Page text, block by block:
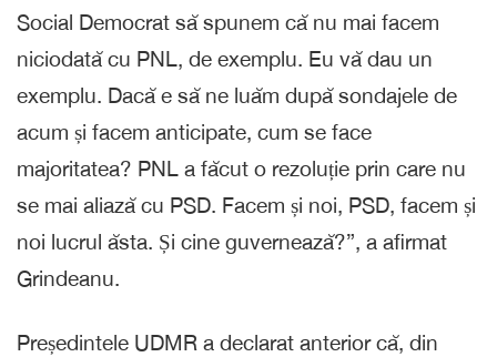
Social Democrat să spunem că nu mai facem
niciodată cu PNL, de exemplu. Eu vă dau un
exemplu. Dacă e să ne luăm după sondajele de
acum și facem anticipate, cum se face
majoritatea? PNL a făcut o rezoluție prin care nu
se mai aliază cu PSD. Facem și noi, PSD, facem și
noi lucrul ăsta. Și cine guvernează?”, a afirmat
Grindeanu.
Președintele UDMR a declarat anterior că, din